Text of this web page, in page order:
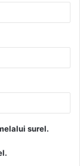
surel.